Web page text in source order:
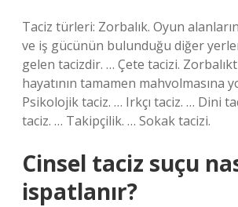
Taciz türleri: Zorbalık. Oyun
ve iş gücünün bulunduğu diğer
gelen tacizdir. … Çete tacizi.
hayatının tamamen mahvolmasına
Psikolojik taciz. … Irkçı taciz. … Dini
taciz. … Takipçilik. … Sokak tacizi.
Cinsel taciz suçu
ispatlanır?